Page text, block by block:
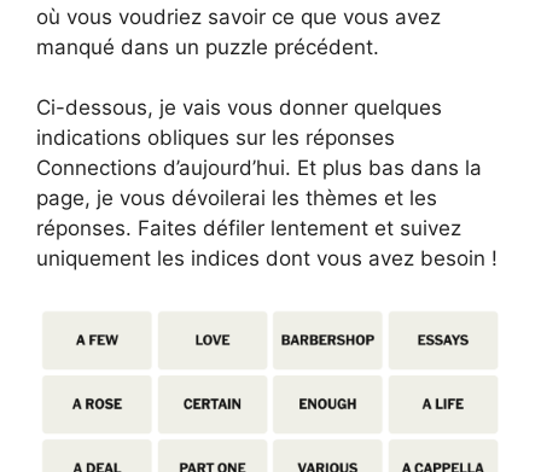
où vous voudriez savoir ce que vous avez
manqué dans un puzzle précédent.
Ci-dessous, je vais vous donner quelques
indications obliques sur les réponses
Connections d’aujourd’hui. Et plus bas dans la
page, je vous dévoilerai les thèmes et les
réponses. Faites défiler lentement et suivez
uniquement les indices dont vous avez besoin !